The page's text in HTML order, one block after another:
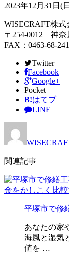
2023年12月31日(
WISECRAFT株式
〒254-0012 神奈
FAX：0463-68-
Twitter
Facebook
Google+
Pocket
B!はてブ
LINE
関連記事
平塚市で修
あなたの家
海風と湿気
値を …